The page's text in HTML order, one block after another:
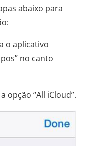
abaixo para
o aplicativo
no canto
opção “All iCloud”.